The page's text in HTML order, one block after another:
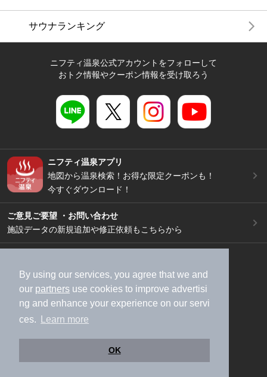
By using our services, you agree that we and
our partners use cookies to improve advertisi
ng and enhance your experience on our servi
ces.
Learn more
OK
サウナランキング
ニフティ温泉公式アカウントをフォローして
おトク情報やクーポン情報を受け取ろう
ニフティ温泉アプリ
地図から温泉検索！お得な限定クーポンも！
今すぐダウンロード！
ご意見ご要望 ・お問い合わせ
施設データの新規追加や修正依頼もこちらから
加盟店募集（資料請求）
広告出稿のご案内
利用規約
ライフスタイルMEMBERS+規約
特定商取引法に基づく表記
ヘルプ
採用情報
運営会社